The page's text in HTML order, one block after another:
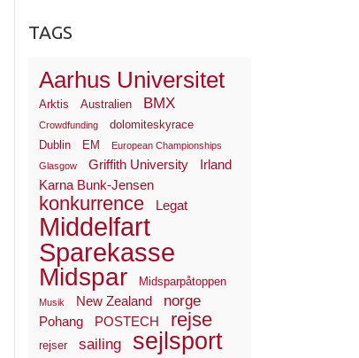
TAGS
Aarhus Universitet
Arktis Australien BMX
Crowdfunding
dolomiteskyrace
Dublin
EM
European Championships
Glasgow
Griffith University
Irland
Karna Bunk-Jensen
konkurrence Legat
Middelfart
Sparekasse
Midspar Midsparpåtoppen
Musik New Zealand norge
Pohang POSTECH rejse
rejser sailing sejlsport